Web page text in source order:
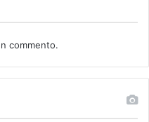
commento.